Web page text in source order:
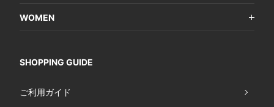
WOMEN
SHOPPING GUIDE
ご利用ガイド